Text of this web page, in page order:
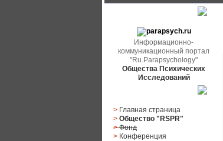
Информационно-
коммуникационный портал
"Ru.Parapsychology"
Общества Психических
Исследований
> Главная страница
> Общество "RSPR"
> Фонд
> Конференция